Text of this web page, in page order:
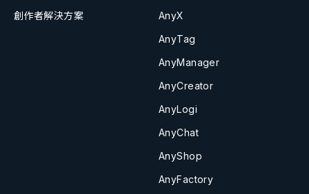
創作者解決方案
AnyX
AnyTag
AnyManager
AnyCreator
AnyLogi
AnyChat
AnyShop
AnyFactory